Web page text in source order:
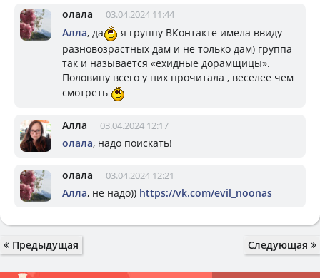
олала 03.04.2024 11:44
Алла, да
я группу ВКонтакте имела ввиду
разновозрастных дам и не только дам) группа
так и называется «ехидные дорамщицы».
Половину всего у них прочитала , веселее чем
смотреть
Алла 03.04.2024 12:17
олала, надо поискать!
олала 03.04.2024 12:21
Алла, не надо)) https://vk.com/evil_noonas
Предыдущая Следующая